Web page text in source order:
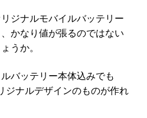
ジナルモバイルバッテリー
かなり値が張るのではない
うか。
バッテリー本体込みでも
ジナルデザインのものが作れ